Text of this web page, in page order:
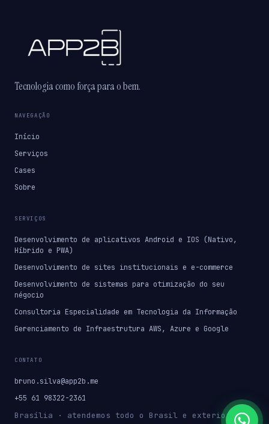
Tecnologia como força para o bem.
NAVEGAÇÃO
Início
Serviços
Cases
Sobre
SERVIÇOS
Desenvolvimento de aplicativos Android e IOS (Nativo,
Híbrido e PWA)
Desenvolvimento de sites institucionais e e-commerce
Desenvolvimento de sistemas para otimização do seu
négocio
Consultoria Especialidade em Tecnologia da Informação
Gerenciamento de Infraestrutura AWS, Azure e Google
CONTATO
bruno.silva@app2b.me
+55 61 98322-2361
Brasília · atendemos todo o Brasil e exterior